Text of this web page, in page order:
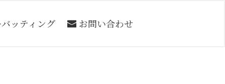
ッティング お問い合わせ